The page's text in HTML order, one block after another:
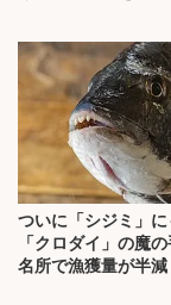
ついに「シジミ」
「クロダイ」の魔
名所で漁獲量が半減